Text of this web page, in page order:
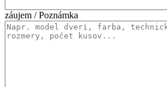
záujem / Poznámka